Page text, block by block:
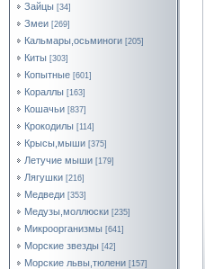
Зайцы [34]
Змеи [269]
Кальмары,осьминоги [205]
Киты [303]
Копытные [601]
Кораллы [163]
Кошачьи [837]
Крокодилы [114]
Крысы,мыши [375]
Летучие мыши [179]
Лягушки [216]
Медведи [353]
Медузы,моллюски [235]
Микроорганизмы [641]
Морские звезды [42]
Морские львы,тюлени [157]